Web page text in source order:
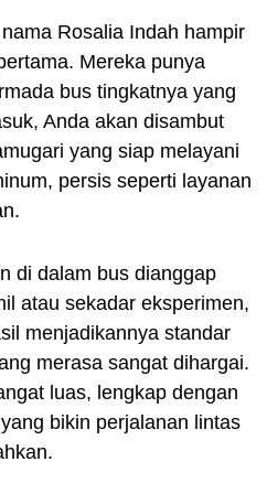
Rosalia Indah hampir
Mereka punya
bus tingkatnya yang
Anda akan disambut
yang siap melayani
persis seperti layanan
di dalam bus dianggap
atau sekadar eksperimen,
menjadikannya standar
merasa sangat dihargai.
luas, lengkap dengan
bikin perjalanan lintas